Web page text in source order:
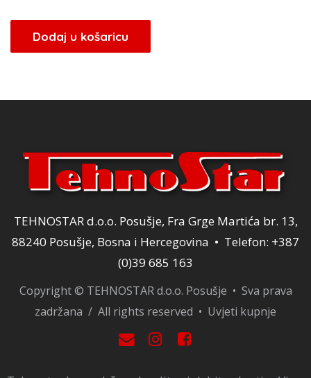
Dodaj u košaricu
TEHNOSTAR d.o.o. Posušje, Fra Grge Martića br. 13,
88240 Posušje, Bosna i Hercegovina • Telefon: +387
(0)39 685 163
Copyright © TEHNOSTAR d.o.o. Posušje • Sva prava
zadržana / All rights reserved • Uvjeti kupnje